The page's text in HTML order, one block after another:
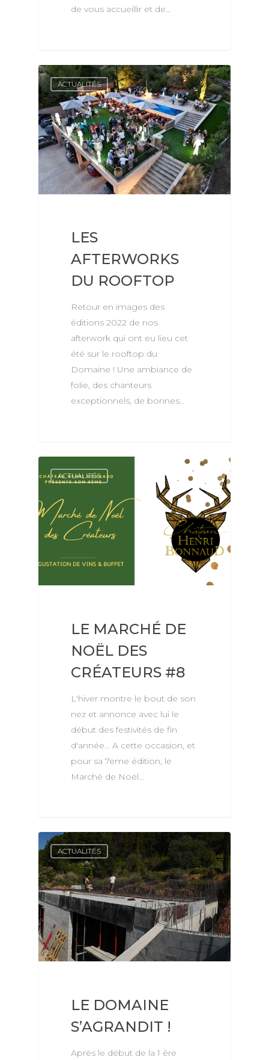
de vous accueillir et de…
ACTUALITÉS
LES
AFTERWORKS
DU ROOFTOP
Retour en images des
éditions 2022 de nos
afterwork qui ont eu lieu cet
été sur le rooftop du
Domaine ! Une ambiance de
folie, des chanteurs
exceptionnels, de bonnes…
ACTUALITÉS
LE MARCHÉ DE
NOËL DES
CRÉATEURS #8
L'hiver montre le bout de son
nez et annonce avec lui le
début des festivités de fin
d'année... A cette occasion, et
pour sa 7eme édition, le
Marché de Noël…
ACTUALITÉS
LE DOMAINE
S’AGRANDIT !
Après le début de la 1 ère
LE DOMAINE
NOS VINS
LES GÎTES
OENOTOURISME &
VISITES ET
LES BRUNCHS DU
PILATES & WINE
SÉMINAIRES